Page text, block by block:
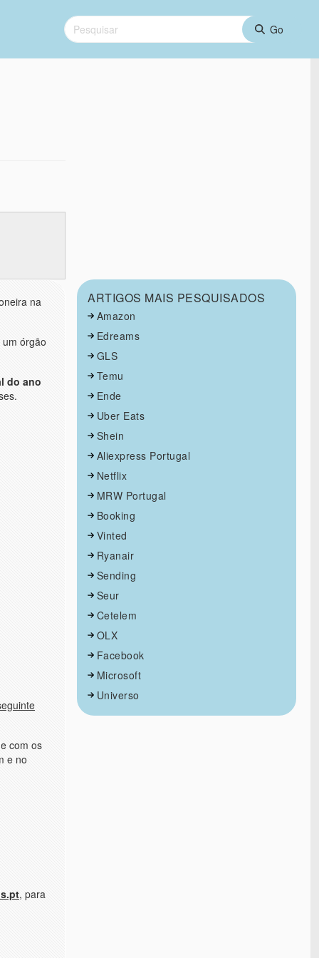
na
um órgão
do ano
com os
e no
, para
ARTIGOS MAIS PESQUISADOS
Amazon
Edreams
GLS
Temu
Ende
Uber Eats
Shein
Aliexpress Portugal
Netflix
MRW Portugal
Booking
Vinted
Ryanair
Sending
Seur
Cetelem
OLX
Facebook
Microsoft
Universo